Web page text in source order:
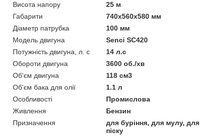
Висота напору
25 м
Габарити
740x560x580 мм
Діаметр патрубка
100 мм
Модель двигуна
Senci SC420
Потужність двигуна, л. с
14 л.с
Обороти двигуна
3600 об./хв
Об'єм двигуна
118 см3
Об'єм бака для олії
1.1 л
Особливості
Промислова
Живлення
Бензин
Призначення
для буріння, для мулу, для
піску